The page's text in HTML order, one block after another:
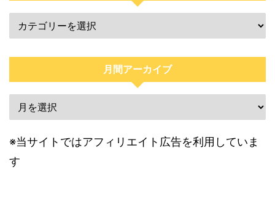
月間アーカイブ
※当サイトではアフィリエイト広告を利用していま
す